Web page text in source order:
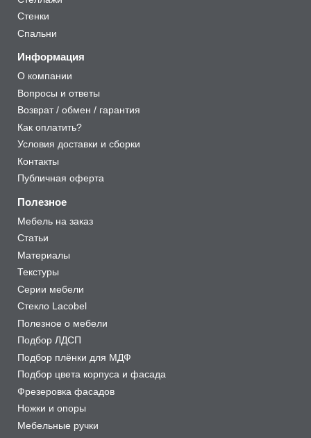
Стенки
Спальни
Информация
О компании
Вопросы и ответы
Возврат / обмен / гарантия
Как оплатить?
Условия доставки и сборки
Контакты
Публичная оферта
Полезное
Мебель на заказ
Статьи
Материалы
Текстуры
Серии мебели
Стекло Lacobel
Полезное о мебели
Подбор ЛДСП
Подбор плёнки для МДФ
Подбор цвета корпуса и фасада
Фрезеровка фасадов
Ножки и опоры
Мебельные ручки